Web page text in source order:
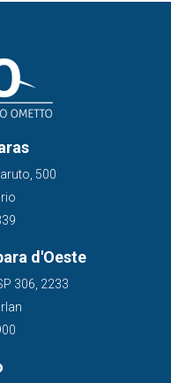
500
d'Oeste
306, 2233